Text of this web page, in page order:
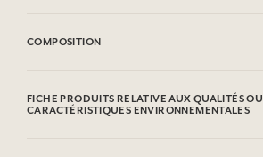
COMPOSITION
FICHE PRODUITS RELATIVE AUX QUALITÉS OU
CARACTÉRISTIQUES ENVIRONNEMENTALES